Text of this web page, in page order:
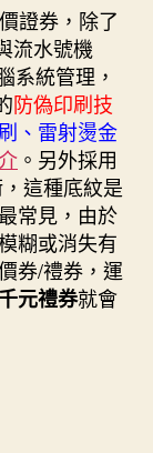
證券，除了
流水號機
系統管理，
防偽印刷技
、雷射燙金
。另外採用
這種底紋是
常見，由於
糊或消失有
券/禮券，運
元禮券就會